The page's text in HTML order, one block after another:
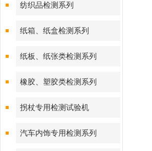
纺织品检测系列
纸箱、纸盒检测系列
纸板、纸张类检测系列
橡胶、塑胶类检测系列
拐杖专用检测试验机
汽车内饰专用检测系列